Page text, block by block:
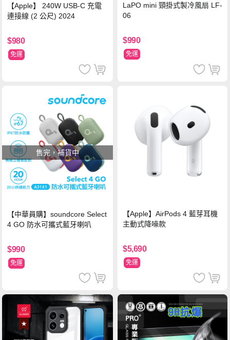
【Apple】 240W USB-C 充電
連接線 (2 公尺) 2024
$980
免運
LaPO mini 頸掛式製冷風扇 LF-
06
$990
免運
售完，補貨中
【中華員購】soundcore Select
4 GO 防水可攜式藍牙喇叭
$990
免運
【Apple】AirPods 4 藍芽耳機
主動式降噪款
$5,690
免運